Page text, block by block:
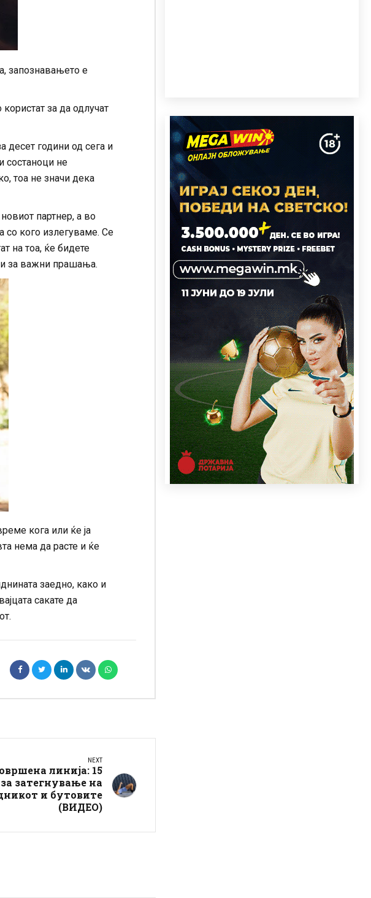
запознавањето е
за да одлучат
десет години од сега и
состаноци не
тоа не значи дека
партнер, а во
со кого излегуваме. Се
на тоа, ќе бидете
за важни прашања.
кога или ќе ја
нема да расте и ќе
заедно, како и
сакате да
NEXT
линија: 15
затегнување на
и бутовите
(ВИДЕО)